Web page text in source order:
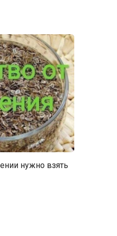
нужно взять